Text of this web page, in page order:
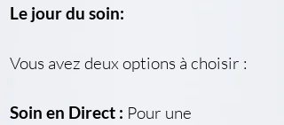
Le jour du soin:
Vous avez deux options à choisir :
Soin en Direct : Pour une